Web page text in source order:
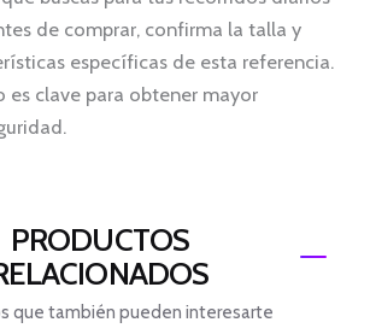
de comprar, confirma la talla y
específicas de esta referencia.
es clave para obtener mayor
PRODUCTOS
que también pueden interesarte